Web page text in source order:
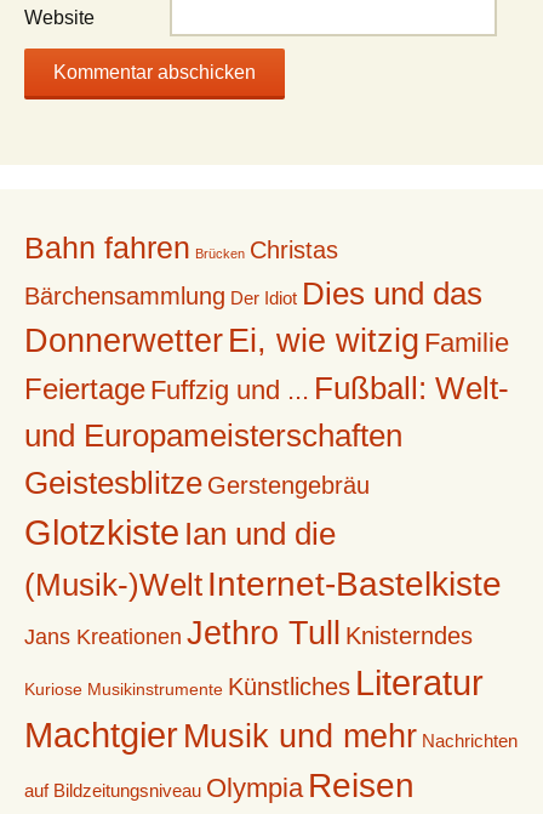
Website
Bahn fahren Brücken Christas
Bärchensammlung Der Idiot Dies und das
Donnerwetter Ei, wie witzig Familie
Feiertage Fuffzig und ... Fußball: Welt-
und Europameisterschaften
Geistesblitze Gerstengebräu
Glotzkiste Ian und die
(Musik-)Welt Internet-Bastelkiste
Jans Kreationen Jethro Tull Knisterndes
Kuriose Musikinstrumente Künstliches Literatur
MachtgierMusik und mehr Nachrichten
auf Bildzeitungsniveau Olympia Reisen